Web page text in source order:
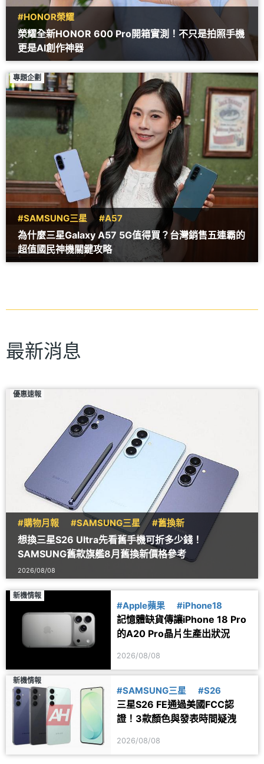
#HONOR榮耀
榮耀全新HONOR 600 Pro開箱實測！不只是拍照手機
更是AI創作神器
專題企劃
#SAMSUNG三星 #A57
為什麼三星Galaxy A57 5G值得買？台灣銷售五連霸的
超值國民神機關鍵攻略
最新消息
優惠速報
#購物月報 #SAMSUNG三星 #舊換新
想換三星S26 Ultra先看舊手機可折多少錢！
SAMSUNG舊款旗艦8月舊換新價格參考
2026/08/08
新機情報
#Apple蘋果 #iPhone18
記憶體缺貨傳讓iPhone 18 Pro
的A20 Pro晶片生產出狀況
2026/08/08
新機情報
#SAMSUNG三星 #S26
三星S26 FE通過美國FCC認
證！3款顏色與發表時間疑洩
2026/08/08